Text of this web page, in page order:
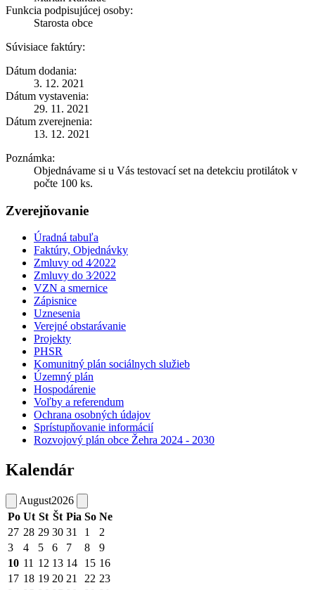
Funkcia podpisujúcej osoby:
Starosta obce
Súvisiace faktúry:
Dátum dodania:
3. 12. 2021
Dátum vystavenia:
29. 11. 2021
Dátum zverejnenia:
13. 12. 2021
Poznámka:
Objednávame si u Vás testovací set na detekciu protilátok v
počte 100 ks.
Zverejňovanie
Úradná tabuľa
Faktúry, Objednávky
Zmluvy od 4⁄2022
Zmluvy do 3⁄2022
VZN a smernice
Zápisnice
Uznesenia
Verejné obstarávanie
Projekty
PHSR
Komunitný plán sociálnych služieb
Územný plán
Hospodárenie
Voľby a referendum
Ochrana osobných údajov
Sprístupňovanie informácií
Rozvojový plán obce Žehra 2024 - 2030
Kalendár
August2026
Po Ut St Št Pia So Ne
27 28 29 30 31 1
2
3
4 5 6 7 8
9
10 11 12 13 14 15 16
17 18 19 20 21 22 23